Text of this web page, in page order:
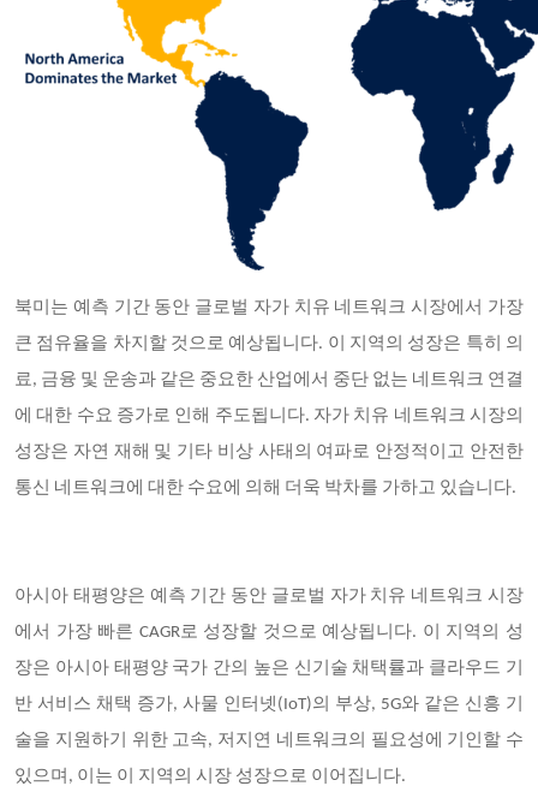
북미는 예측 기간 동안 글로벌 자가 치유 네트워크 시장에서 가장
큰 점유율을 차지할 것으로 예상됩니다. 이 지역의 성장은 특히 의
료, 금융 및 운송과 같은 중요한 산업에서 중단 없는 네트워크 연결
에 대한 수요 증가로 인해 주도됩니다. 자가 치유 네트워크 시장의
성장은 자연 재해 및 기타 비상 사태의 여파로 안정적이고 안전한
통신 네트워크에 대한 수요에 의해 더욱 박차를 가하고 있습니다.
아시아 태평양은 예측 기간 동안 글로벌 자가 치유 네트워크 시장
에서 가장 빠른 CAGR로 성장할 것으로 예상됩니다. 이 지역의 성
장은 아시아 태평양 국가 간의 높은 신기술 채택률과 클라우드 기
반 서비스 채택 증가, 사물 인터넷(IoT)의 부상, 5G와 같은 신흥 기
술을 지원하기 위한 고속, 저지연 네트워크의 필요성에 기인할 수
있으며, 이는 이 지역의 시장 성장으로 이어집니다.